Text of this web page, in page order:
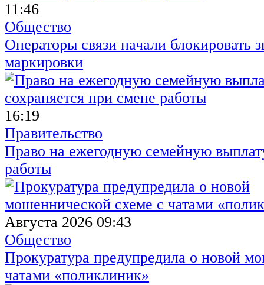
11:46
Общество
Операторы связи начали блокировать
маркировки
16:19
Правительство
Право на ежегодную семейную
работы
Августа 2026 09:43
Общество
Прокуратура предупредила о новой
чатами «поликлиник»